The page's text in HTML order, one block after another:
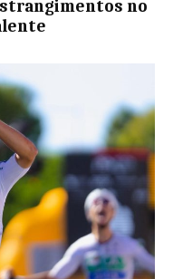
no